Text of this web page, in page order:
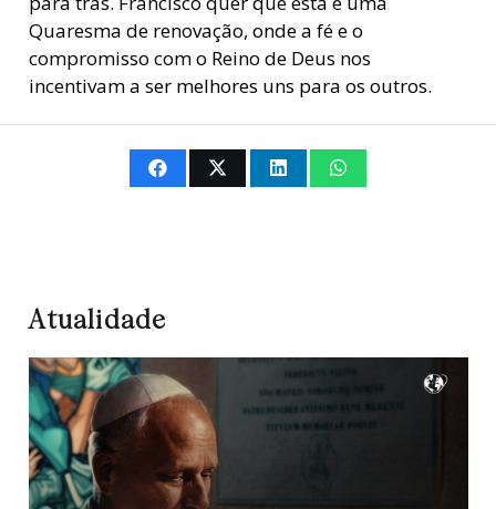
Quaresma de renovação, onde a fé e o
compromisso com o Reino de Deus nos
incentivam a ser melhores uns para os outros.
Atualidade